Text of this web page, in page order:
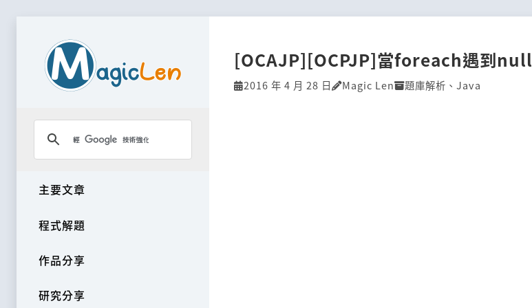
主要文章
程式解題
作品分享
研究分享
[OCAJP][OCPJP]當foreach遇到null
2016 年 4 月 28 日 Magic Len 題庫解析 、 Java